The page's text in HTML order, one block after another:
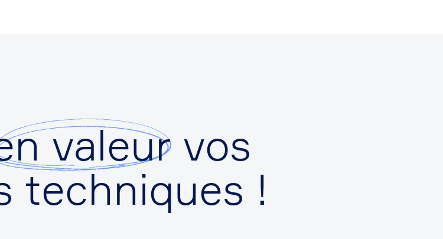
valeur vos
techniques !